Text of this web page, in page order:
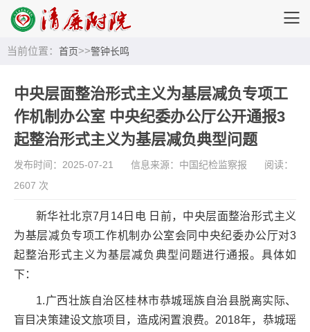
当前位置： 首页>>警钟长鸣
中央层面整治形式主义为基层减负专项工
作机制办公室 中央纪委办公厅公开通报3
起整治形式主义为基层减负典型问题
发布时间：2025-07-21 信息来源：中国纪检监察报
阅读：
2607 次
新华社北京7月14日电 日前，中央层面整治形式主义
为基层减负专项工作机制办公室会同中央纪委办公厅对3
起整治形式主义为基层减负典型问题进行通报。具体如
下：
1.广西壮族自治区桂林市恭城瑶族自治县脱离实际、
盲目决策建设文旅项目，造成闲置浪费。2018年，恭城瑶